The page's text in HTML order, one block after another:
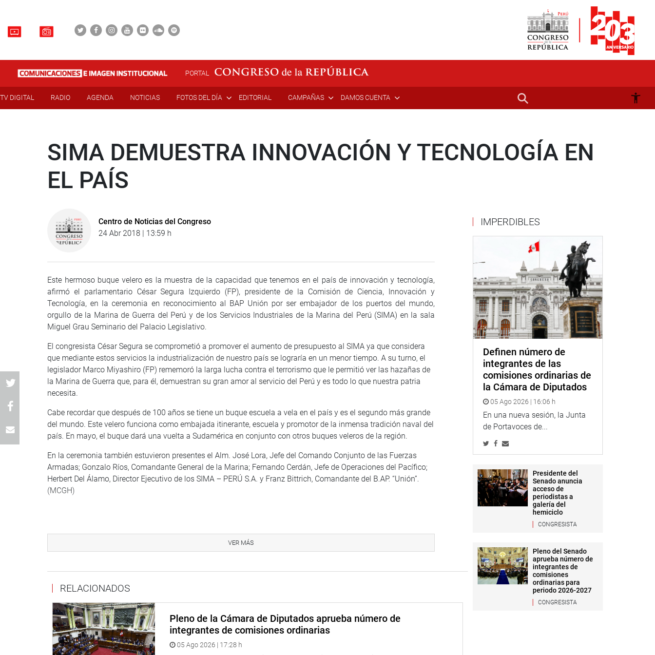
PORTAL
TV DIGITAL RADIO AGENDA NOTICIAS FOTOS DEL DÍA EDITORIAL CAMPAÑAS DAMOS CUENTA
SIMA DEMUESTRA INNOVACIÓN Y TECNOLOGÍA EN
EL PAÍS
Centro de Noticias del Congreso
24 Abr 2018 | 13:59 h
Este hermoso buque velero es la muestra de la capacidad que tenemos en el país de innovación y tecnología,
afirmó el parlamentario César Segura Izquierdo (FP), presidente de la Comisión de Ciencia, Innovación y
Tecnología, en la ceremonia en reconocimiento al BAP Unión por ser embajador de los puertos del mundo,
orgullo de la Marina de Guerra del Perú y de los Servicios Industriales de la Marina del Perú (SIMA) en la sala
Miguel Grau Seminario del Palacio Legislativo.
El congresista César Segura se comprometió a promover el aumento de presupuesto al SIMA ya que considera
que mediante estos servicios la industrialización de nuestro país se lograría en un menor tiempo. A su turno, el
legislador Marco Miyashiro (FP) rememoró la larga lucha contra el terrorismo que le permitió ver las hazañas de
la Marina de Guerra que, para él, demuestran su gran amor al servicio del Perú y es todo lo que nuestra patria
necesita.
Cabe recordar que después de 100 años se tiene un buque escuela a vela en el país y es el segundo más grande
del mundo. Este velero funciona como embajada itinerante, escuela y promotor de la inmensa tradición naval del
país. En mayo, el buque dará una vuelta a Sudamérica en conjunto con otros buques veleros de la región.
En la ceremonia también estuvieron presentes el Alm. José Lora, Jefe del Comando Conjunto de las Fuerzas
Armadas; Gonzalo Ríos, Comandante General de la Marina; Fernando Cerdán, Jefe de Operaciones del Pacífico;
Herbert Del Álamo, Director Ejecutivo de los SIMA – PERÚ S.A. y Franz Bittrich, Comandante del B.AP. “Unión”.
(MCGH)
PRENSA-CONGRESO 24-4-18
Puede encontrar más información en nuestra página web y redes sociales.
Heraldo:http://www.goo.gl/Ty5Tto
Portal:http://www.congreso.gob.pe/
VER MÁS
RELACIONADOS
Pleno de la Cámara de Diputados aprueba número de
integrantes de comisiones ordinarias
05 Ago 2026 | 17:28 h
IMPERDIBLES
Definen número de
integrantes de las
comisiones ordinarias de
la Cámara de Diputados
05 Ago 2026 | 16:06 h
En una nueva sesión, la Junta
de Portavoces de...
Presidente del
Senado anuncia
acceso de
periodistas a
galería del
hemiciclo
CONGRESISTA
Pleno del Senado
aprueba número de
integrantes de
comisiones
ordinarias para
periodo 2026-2027
CONGRESISTA